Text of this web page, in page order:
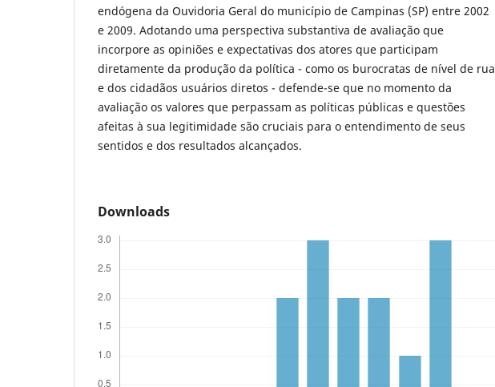
endógena da Ouvidoria Geral do município de Campinas (SP) entre 2002
e 2009. Adotando uma perspectiva substantiva de avaliação que
incorpore as opiniões e expectativas dos atores que participam
diretamente da produção da política - como os burocratas de nível de rua
e dos cidadãos usuários diretos - defende-se que no momento da
avaliação os valores que perpassam as políticas públicas e questões
afeitas à sua legitimidade são cruciais para o entendimento de seus
sentidos e dos resultados alcançados.
Downloads